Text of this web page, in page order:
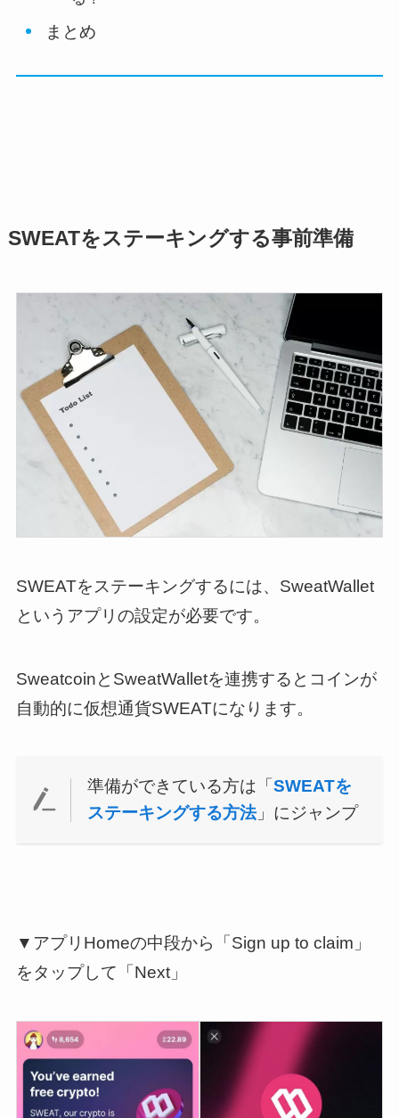
まとめ
SWEATをステーキングする事前準備
SWEATをステーキングするには、SweatWallet
というアプリの設定が必要です。
SweatcoinとSweatWalletを連携するとコインが
自動的に仮想通貨SWEATになります。
準備ができている方は「 SWEATを
ステーキングする方法」にジャンプ
▼アプリHomeの中段から「Sign up to claim」
をタップして「Next」